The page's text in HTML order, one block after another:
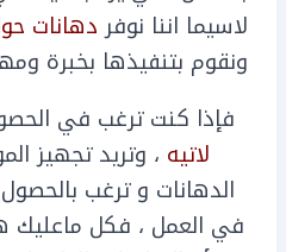
لاسيما اننا نوفر دهانات
ونقوم بتنفيذها بخبرة
فإذا كنت ترغب في
لاتيه ، وتريد تجهيز
الدهانات و ترغب
في العمل ، فكل ماعليك